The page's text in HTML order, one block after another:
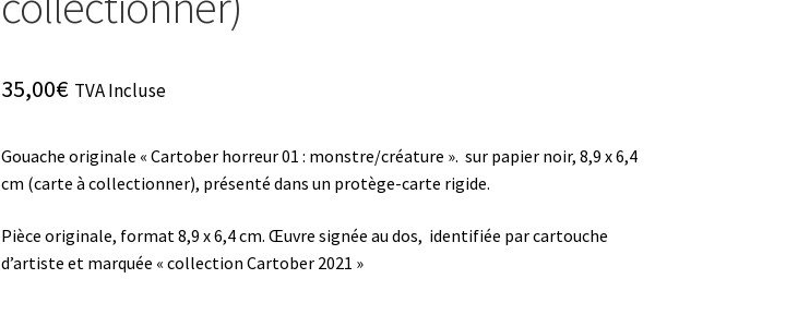
35,00€ TVA Incluse
Gouache originale « Cartober horreur 01 : monstre/créature ». sur papier noir, 8,9 x 6,4
cm (carte à collectionner), présenté dans un protège-carte rigide.
Pièce originale, format 8,9 x 6,4 cm. Œuvre signée au dos, identifiée par cartouche
d’artiste et marquée « collection Cartober 2021 »